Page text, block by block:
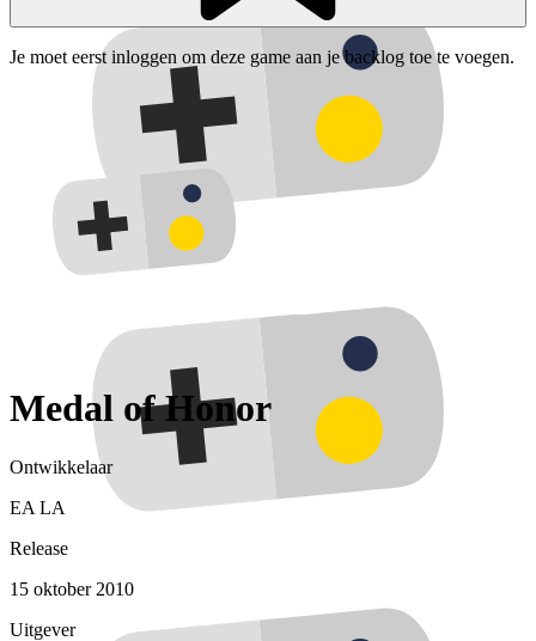
Je moet eerst inloggen om deze game aan je backlog toe te voegen.
Medal of Honor
Ontwikkelaar
EA LA
Release
15 oktober 2010
Uitgever